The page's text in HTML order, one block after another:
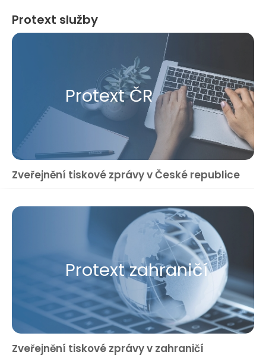
Protext služby
Protext ČR
Zveřejnění tiskové zprávy v České republice
Protext zahraničí
Zveřejnění tiskové zprávy v zahraničí